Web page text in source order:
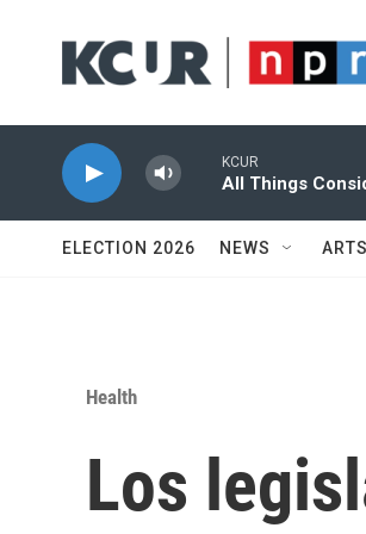
KCUR
All Things
ELECTION 2026 NEWS
Health
Los